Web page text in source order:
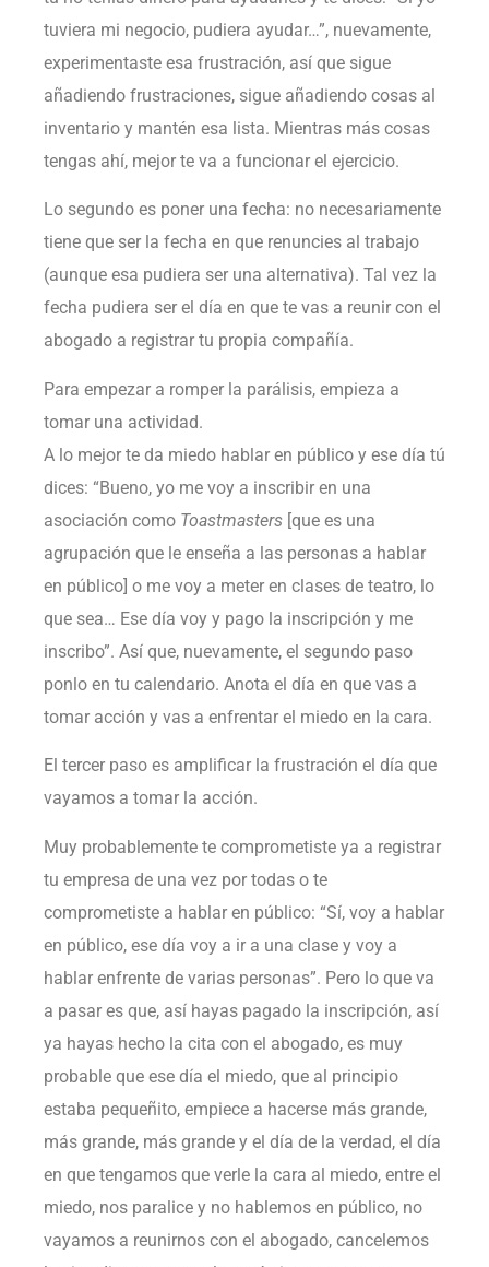
tuviera mi negocio, pudiera ayudar…”, nuevamente,
experimentaste esa frustración, así que sigue
añadiendo frustraciones, sigue añadiendo cosas al
inventario y mantén esa lista. Mientras más cosas
tengas ahí, mejor te va a funcionar el ejercicio.
Lo segundo es poner una fecha: no necesariamente
tiene que ser la fecha en que renuncies al trabajo
(aunque esa pudiera ser una alternativa). Tal vez la
fecha pudiera ser el día en que te vas a reunir con el
abogado a registrar tu propia compañía.
Para empezar a romper la parálisis, empieza a
tomar una actividad.
A lo mejor te da miedo hablar en público y ese día tú
dices: “Bueno, yo me voy a inscribir en una
asociación como Toastmasters [que es una
agrupación que le enseña a las personas a hablar
en público] o me voy a meter en clases de teatro, lo
que sea… Ese día voy y pago la inscripción y me
inscribo”. Así que, nuevamente, el segundo paso
ponlo en tu calendario. Anota el día en que vas a
tomar acción y vas a enfrentar el miedo en la cara.
El tercer paso es amplificar la frustración el día que
vayamos a tomar la acción.
Muy probablemente te comprometiste ya a registrar
tu empresa de una vez por todas o te
comprometiste a hablar en público: “Sí, voy a hablar
en público, ese día voy a ir a una clase y voy a
hablar enfrente de varias personas”. Pero lo que va
a pasar es que, así hayas pagado la inscripción, así
ya hayas hecho la cita con el abogado, es muy
probable que ese día el miedo, que al principio
estaba pequeñito, empiece a hacerse más grande,
más grande, más grande y el día de la verdad, el día
en que tengamos que verle la cara al miedo, entre el
miedo, nos paralice y no hablemos en público, no
vayamos a reunirnos con el abogado, cancelemos